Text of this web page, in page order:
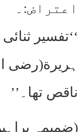
اعتراض:۔
‘‘تفسیر
ہریرة(رضی
ناقص تھا۔’’
(ضمیمہ